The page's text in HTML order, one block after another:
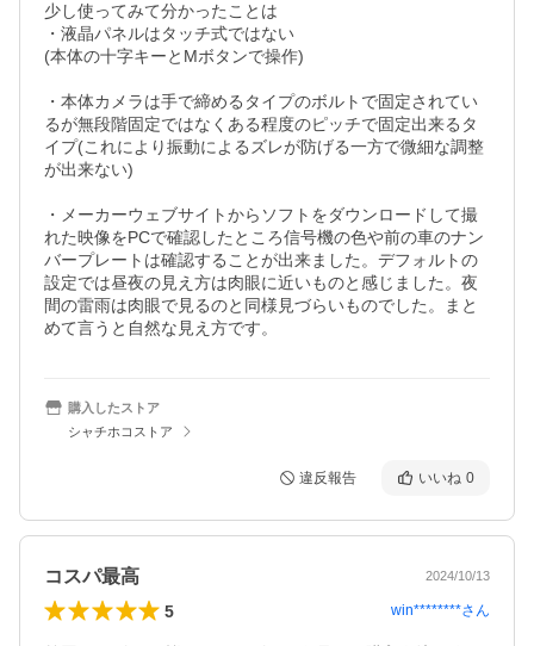
少し使ってみて分かったことは
・液晶パネルはタッチ式ではない
(本体の十字キーとMボタンで操作)
・本体カメラは手で締めるタイプのボルトで固定されてい
るが無段階固定ではなくある程度のピッチで固定出来るタ
イプ(これにより振動によるズレが防げる一方で微細な調整
が出来ない)
・メーカーウェブサイトからソフトをダウンロードして撮
れた映像をPCで確認したところ信号機の色や前の車のナン
バープレートは確認することが出来ました。デフォルトの
設定では昼夜の見え方は肉眼に近いものと感じました。夜
間の雷雨は肉眼で見るのと同様見づらいものでした。まと
めて言うと自然な見え方です。
購入したストア
シャチホコストア
違反報告 いいね 0
コスパ最高 2024/10/13
5 win********さん